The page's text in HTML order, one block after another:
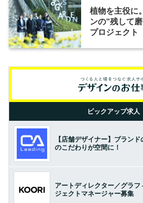
植物を主役に
ンの“残して
プロジェクト
ピックアップ求人
【店舗デザイナー】ブラン
のこだわりが空間に！
アートディレクター／グラフ
ジェクトマネージャー募集